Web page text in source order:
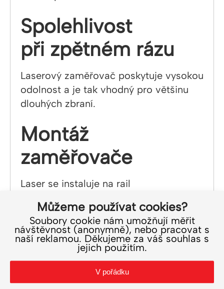
Můžeme používat cookies?
Soubory cookie nám umožňují měřit
návštěvnost (anonymně), nebo pracovat s
naší reklamou. Děkujeme za váš souhlas s
jejich použitím.
V pořádku
Spolehlivost
při zpětném rázu
Laserový zaměřovač poskytuje vysokou
odolnost a je tak vhodný pro většinu
dlouhých zbraní.
Montáž
zaměřovače
Laser se instaluje na rail
montáže. Upínací sílu lze jednoduše
nastavit otáčením montážního šroubu.
Součást balení
Součástí balení je laserový zaměřovač,